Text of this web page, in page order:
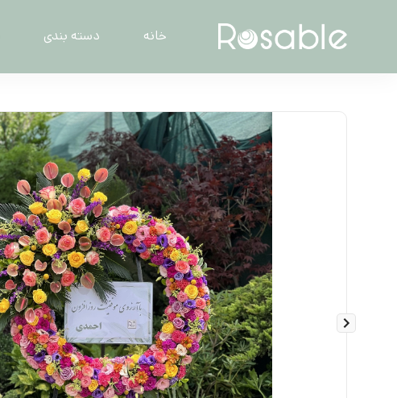
خانه دسته بندی